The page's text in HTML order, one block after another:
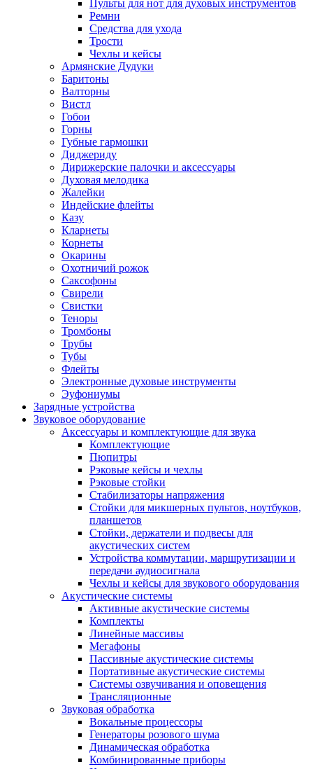
Пульты для нот для духовых инструментов
Ремни
Средства для ухода
Трости
Чехлы и кейсы
Армянские Дудуки
Баритоны
Валторны
Вистл
Гобои
Горны
Губные гармошки
Диджериду
Дирижерские палочки и аксессуары
Духовая мелодика
Жалейки
Индейские флейты
Казу
Кларнеты
Корнеты
Окарины
Охотничий рожок
Саксофоны
Свирели
Свистки
Теноры
Тромбоны
Трубы
Тубы
Флейты
Электронные духовые инструменты
Эуфониумы
Зарядные устройства
Звуковое оборудование
Аксессуары и комплектующие для звука
Комплектующие
Пюпитры
Рэковые кейсы и чехлы
Рэковые стойки
Стабилизаторы напряжения
Стойки для микшерных пультов, ноутбуков,
планшетов
Стойки, держатели и подвесы для
акустических систем
Устройства коммутации, маршрутизации и
передачи аудиосигнала
Чехлы и кейсы для звукового оборудования
Акустические системы
Активные акустические системы
Комплекты
Линейные массивы
Мегафоны
Пассивные акустические системы
Портативные акустические системы
Системы озвучивания и оповещения
Трансляционные
Звуковая обработка
Вокальные процессоры
Генераторы розового шума
Динамическая обработка
Комбинированные приборы